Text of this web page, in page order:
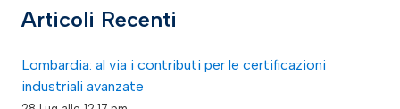
Articoli Recenti
Lombardia: al via i contributi per le certificazioni
industriali avanzate